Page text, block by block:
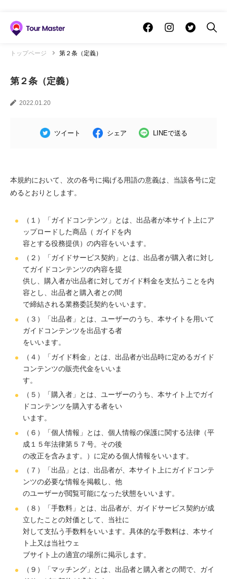
トップページ 第２条（定義）
第２条（定義）
2022.01.20
ツイート シェア LINEで送る
本規約において、次の各号に掲げる用語の意義は、当該各号に定
めるとおりとします。
（１）「ガイドコンテンツ」とは、出品者が本サイト上にア
ップロードした商品（ ガイドを内
容とする役務提供）の内容をいいます。
（２）「ガイドサービス契約」とは、出品者が購入者に対し
てガイドコンテンツの内容を提
供し、購入者が出品者に対してガイド料金を支払うことを内
容とし、出品者と購入者との間
で締結される業務委託契約をいいます。
（３）「出品者」とは、ユーザーのうち、本サイトを用いて
ガイドコンテンツを出品する者
をいいます。
（４）「ガイド料金」とは、出品者が出品時に定めるガイド
コンテンツの販売代金をいいま
す。
（５）「購入者」とは、ユーザーのうち、本サイト上でガイ
ドコンテンツを購入する者をい
います。
（６）「個人情報」とは、個人情報の保護に関する法律（平
成１５年法律第５７号。その後
の改正を含みます。）に定める個人情報をいいます。
（７）「出品」とは、出品者が、本サイト上にガイドコンテ
ンツの必要な情報を掲載し、他
のユーザーが閲覧可能になった状態をいいます。
（８）「手数料」とは、出品者が、ガイドサービス契約が成
立したことの対価として、当社に
対して支払う手数料をいいます。具体的な手数料は、本サイ
ト上又は当社ウェ
ブサイト上の適宜の場所に掲示します。
（９）「マッチング」とは、出品者と購入者との間で、ガイ